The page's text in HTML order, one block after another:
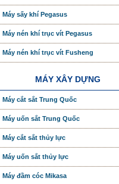
Máy sấy khí Pegasus
Máy nén khí trục vít Pegasus
Máy nén khí trục vít Fusheng
MÁY XÂY DỰNG
Máy cắt sắt Trung Quốc
Máy uốn sắt Trung Quốc
Máy cắt sắt thủy lực
Máy uốn sắt thủy lực
Máy đầm cóc Mikasa